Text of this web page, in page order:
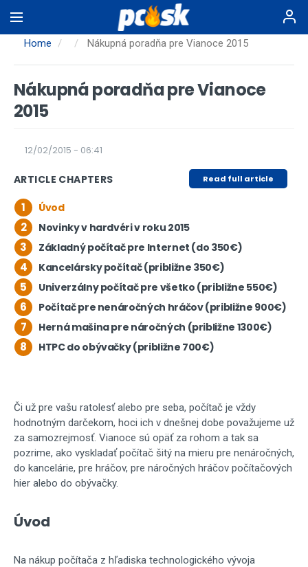
mainHome Nákupná poradňa pre Vianoce 2015
Nákupná poradňa pre Vianoce
2015
12/02/2015 - 06:41
ARTICLE CHAPTERS Read full article
1 Úvod
2 Novinky v hardvéri v roku 2015
3 Základný počítač pre Internet (do 350€)
4 Kancelársky počítač (približne 350€)
5 Univerzálny počítač pre všetko (približne 550€)
6 Počítač pre nenáročných hráčov (približne 900€)
7 Herná mašina pre náročných (približne 1300€)
8 HTPC do obývačky (približne 700€)
Či už pre vašu ratolesť alebo pre seba, počítač je vždy
hodnotným darčekom, hoci ich v dnešnej dobe považujeme už
za samozrejmosť. Vianoce sú opäť za rohom a tak sa
pozrime, ako vyskladať počítač šitý na mieru pre nenáročných,
do kancelárie, pre hráčov, pre náročných hráčov počítačových
hier alebo do obývačky.
Úvod
Na nákup počítača z hľadiska technologického vývoja